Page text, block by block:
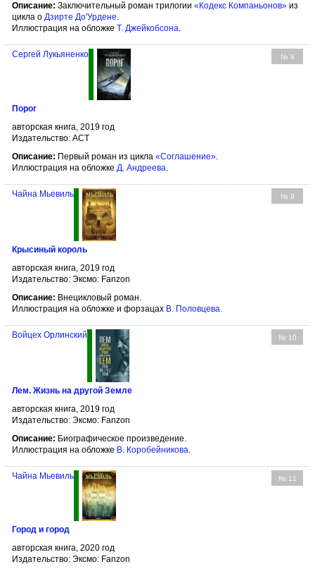
Описание: Заключительный роман трилогии «Кодекс Компаньонов» из
цикла о Дзирте До'Урдене.
Иллюстрация на обложке Т. Джейкобсона.
№ 8
Сергей Лукьяненко
Порог
авторская книга, 2019 год
Издательство: АСТ
Описание: Первый роман из цикла «Соглашение».
Иллюстрация на обложке Д. Андреева.
№ 9
Чайна Мьевиль
Крысиный король
авторская книга, 2019 год
Издательство: Эксмо: Fanzon
Описание: Внецикловый роман.
Иллюстрация на обложке и форзацах В. Половцева.
№ 10
Войцех Орлинский
Лем. Жизнь на другой Земле
авторская книга, 2019 год
Издательство: Эксмо: Fanzon
Описание: Биографическое произведение.
Иллюстрация на обложке В. Коробейникова
№ 11
Чайна Мьевиль
Город и город
авторская книга, 2020 год
Издательство: Эксмо: Fanzon